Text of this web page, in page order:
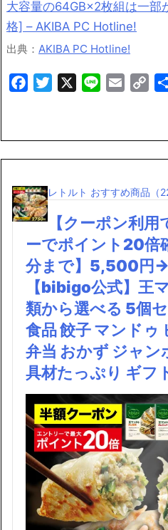
大容量の64GB×2枚組は一部
格] – AKIBA PC Hotline!
出典： AKIBA PC Hotline!
FacebookTwitter Line Email
レトルト おすすめ商品（
【クーポン利
ーでポイント20
分まで】5,500円
【bibigo公式】王
類から選べる 5個
食品 餃子 マンドゥ
弁当 おかず ジャン
具材たっぷり ギフ